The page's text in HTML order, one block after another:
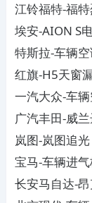
江铃福特-福
埃安-AION S
特斯拉-车辆
红旗-H5天窗
一汽大众-车
广汽丰田-威
磁
岚图-岚图追
置与功能
宝马-车辆进
长安马自达-